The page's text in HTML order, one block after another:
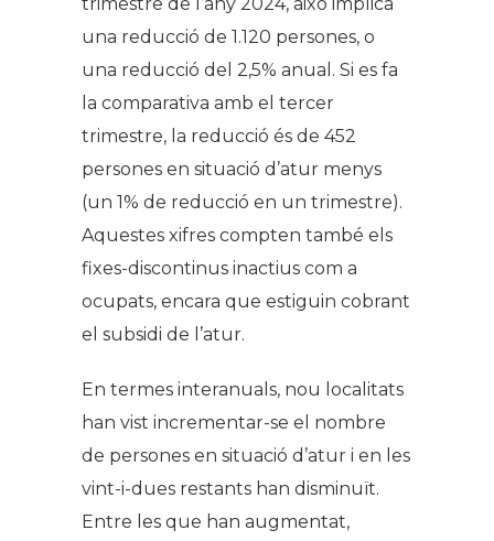
una reducció de 1.120 persones, o
una reducció del 2,5% anual. Si es fa
la comparativa amb el tercer
trimestre, la reducció és de 452
persones en situació d’atur menys
(un 1% de reducció en un trimestre).
Aquestes xifres compten també els
fixes-discontinus inactius com a
ocupats, encara que estiguin cobrant
el subsidi de l’atur.
En termes interanuals, nou localitats
han vist incrementar-se el nombre
de persones en situació d’atur i en les
vint-i-dues restants han disminuït.
Entre les que han augmentat,